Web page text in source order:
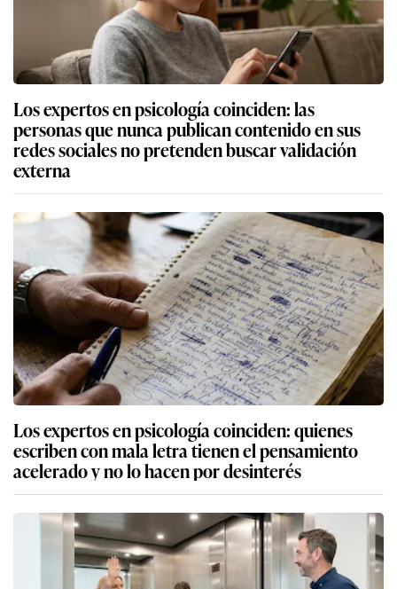
Los expertos en psicología coinciden: las
personas que nunca publican contenido en sus
redes sociales no pretenden buscar validación
externa
Los expertos en psicología coinciden: quienes
escriben con mala letra tienen el pensamiento
acelerado y no lo hacen por desinterés